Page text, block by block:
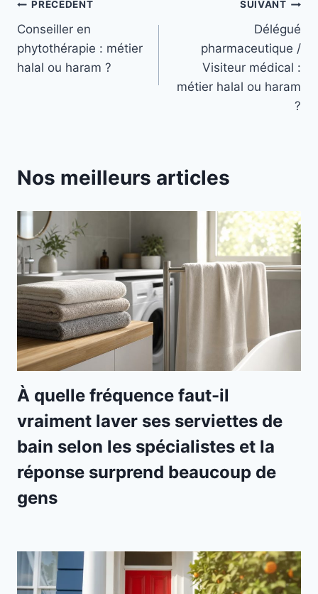
Navigation
de
l’article
PRÉCÉDENT
Conseiller en
phytothérapie : métier
halal ou haram ?
SUIVANT
Délégué
pharmaceutique /
Visiteur médical :
métier halal ou haram
?
Nos meilleurs articles
À quelle fréquence faut-il
vraiment laver ses serviettes de
bain selon les spécialistes et la
réponse surprend beaucoup de
gens